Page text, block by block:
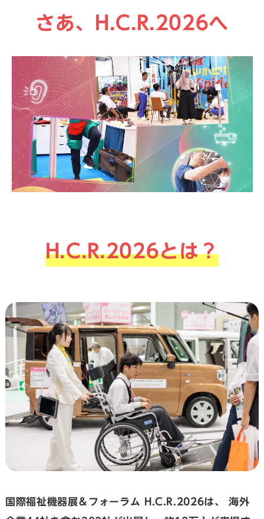
さあ、H.C.R.2026へ
H.C.R.2026とは？
国際福祉機器展＆フォーラム H.C.R.2026は、
海外